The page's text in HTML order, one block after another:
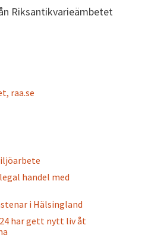
Riksantikvarieämbetet
raa.se
handel med
i Hälsingland
har gett nytt liv åt